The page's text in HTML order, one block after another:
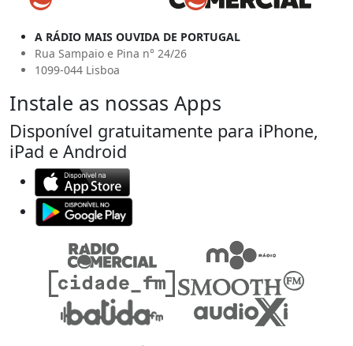
A RÁDIO MAIS OUVIDA DE PORTUGAL
Rua Sampaio e Pina n° 24/26
1099-044 Lisboa
Instale as nossas Apps
Disponível gratuitamente para iPhone,
iPad e Android